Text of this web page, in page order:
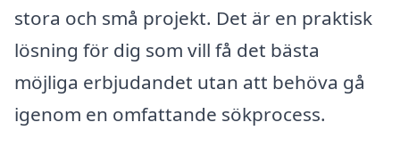
stora och små projekt. Det är en praktisk
lösning för dig som vill få det bästa
möjliga erbjudandet utan att behöva gå
igenom en omfattande sökprocess.